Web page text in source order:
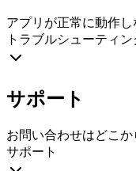
アプリが正常に動作
トラブルシューティン
サポート
お問い合わせはどこか
サポート